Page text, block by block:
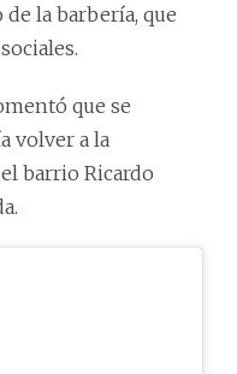
la barbería, que
que se
volver a la
barrio Ricardo